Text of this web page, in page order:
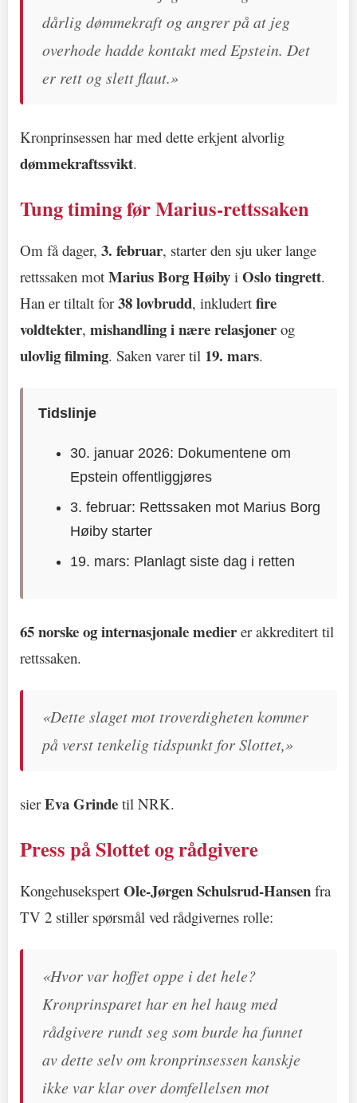
dårlig dømmekraft og angrer på at jeg
overhode hadde kontakt med Epstein. Det
er rett og slett flaut.»
Kronprinsessen har med dette erkjent alvorlig
dømmekraftssvikt.
Tung timing før Marius-rettssaken
Om få dager, 3. februar, starter den sju uker lange
rettssaken mot Marius Borg Høiby i Oslo tingrett.
Han er tiltalt for38 lovbrudd, inkludert fire
voldtekter, mishandling i nære relasjoner og
ulovlig filming. Saken varer til 19. mars.
Tidslinje
30. januar 2026: Dokumentene om
Epstein offentliggjøres
3. februar: Rettssaken mot Marius Borg
Høiby starter
19. mars: Planlagt siste dag i retten
65 norske og internasjonale medier er akkreditert til
rettssaken.
«Dette slaget mot troverdigheten kommer
på verst tenkelig tidspunkt for Slottet,»
sierEva Grinde til NRK.
Press på Slottet og rådgivere
Kongehusekspert Ole-Jørgen Schulsrud-Hansen fra
TV 2 stiller spørsmål ved rådgivernes rolle:
«Hvor var hoffet oppe i det hele?
Kronprinsparet har en hel haug med
rådgivere rundt seg som burde ha funnet
av dette selv om kronprinsessen kanskje
ikke var klar over domfellelsen mot